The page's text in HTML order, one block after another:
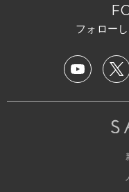
フォロー